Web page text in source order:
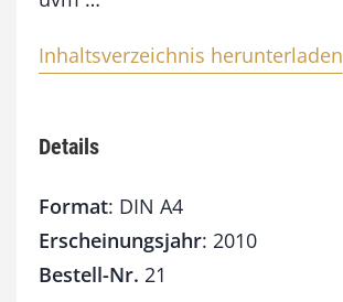
Inhaltsverzeichnis herunterladen
Details
Format: DIN A4
Erscheinungsjahr: 2010
Bestell-Nr. 21